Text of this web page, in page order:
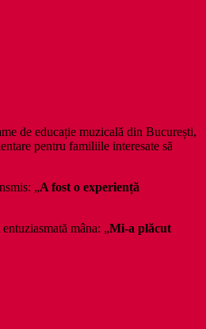
de educație muzicală din București,
pentru familiile interesate să
„A fost o experiență
mâna: „Mi-a plăcut